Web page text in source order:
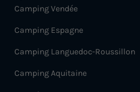
Camping Vendée
Camping Espagne
Camping Languedoc-Roussillon
Camping Aquitaine